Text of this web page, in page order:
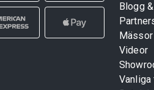
Blogg
Mässor
Videor
Vanliga